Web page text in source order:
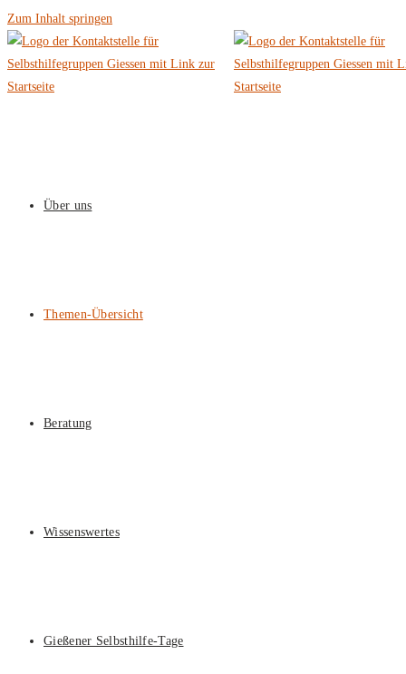
Zum Inhalt springen
Über uns
Themen-Übersicht
Beratung
Wissenswertes
Gießener Selbsthilfe-Tage